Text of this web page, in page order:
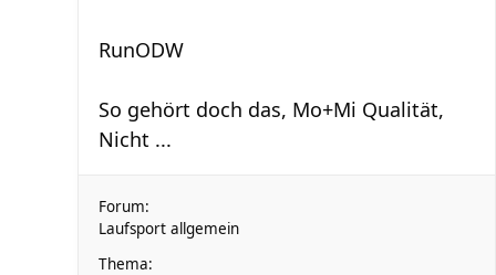
RunODW
So gehört doch das, Mo+Mi Qualität,
Nicht ...
Forum:
Laufsport allgemein
Thema: